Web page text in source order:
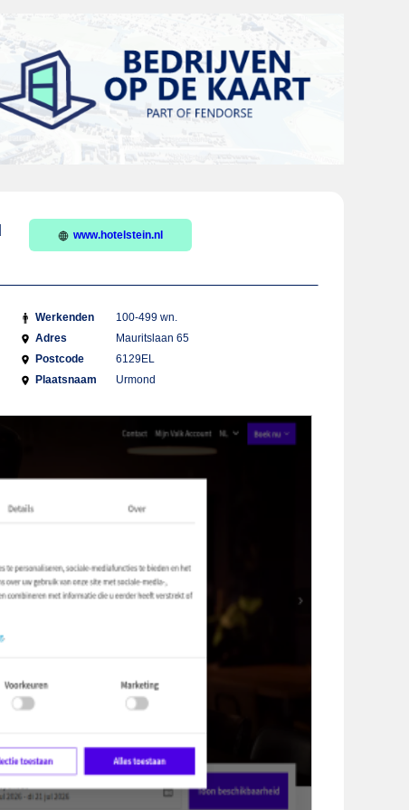
www.hotelstein.nl
Werkenden
100-499 wn.
Adres
Mauritslaan 65
Postcode
6129EL
Plaatsnaam
Urmond